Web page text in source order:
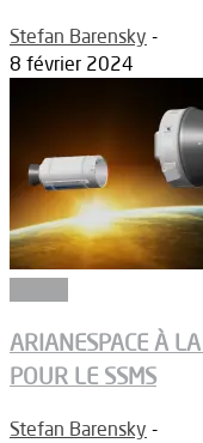
Stefan Barensky -
8 février 2024
ARIANESPACE À
POUR LE SSMS
Stefan Barensky -